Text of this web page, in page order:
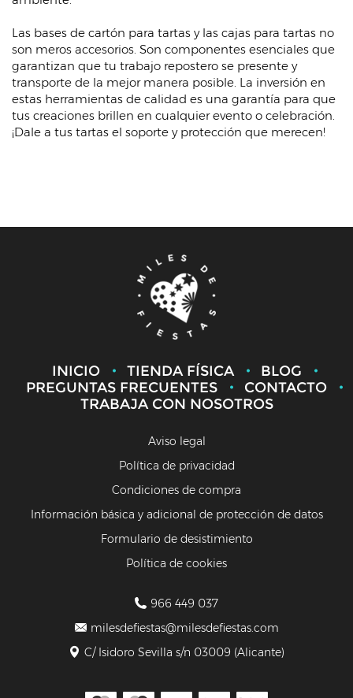
Las bases de cartón para tartas y las cajas para tartas no
son meros accesorios. Son componentes esenciales que
garantizan que tu trabajo repostero se presente y
transporte de la mejor manera posible. La inversión en
estas herramientas de calidad es una garantía para que
tus creaciones brillen en cualquier evento o celebración.
¡Dale a tus tartas el soporte y protección que merecen!
INICIO TIENDA FÍSICA
BLOG
PREGUNTAS FRECUENTES
CONTACTO
TRABAJA CON NOSOTROS
Aviso legal
Política de privacidad
Condiciones de compra
Información básica y adicional de protección de datos
Formulario de desistimiento
Política de cookies
966 449 037
milesdefiestas@milesdefiestas.com
C/ Isidoro Sevilla s/n 03009 (Alicante)